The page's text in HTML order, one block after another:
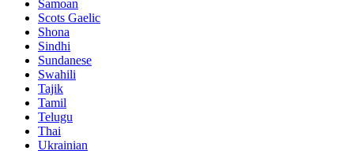
Samoan
Scots Gaelic
Shona
Sindhi
Sundanese
Swahili
Tajik
Tamil
Telugu
Thai
Ukrainian